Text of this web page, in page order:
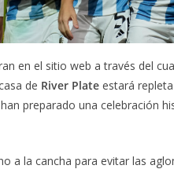
en el sitio web a través del
de River Plate estará
han preparado una celebración
a la cancha para evitar las